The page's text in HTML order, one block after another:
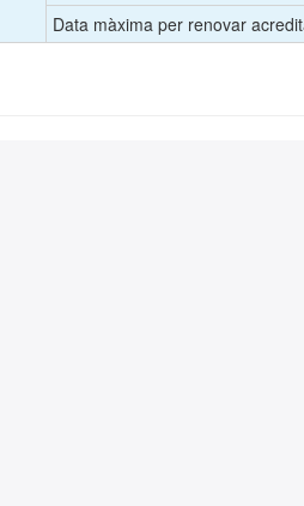
Data màxima per renovar